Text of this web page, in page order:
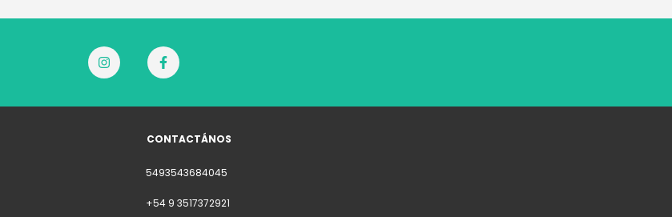
CONTACTÁNOS
5493543684045
+54 9 3517372921